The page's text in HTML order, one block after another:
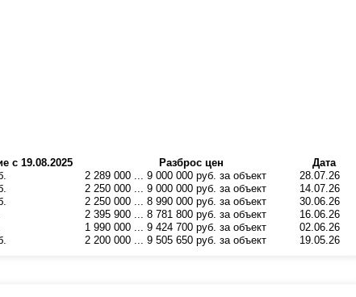
с 19.08.2025 Разброс цен
Дата
2 289 000 ... 9 000 000 руб. за объект
28.07.26
2 250 000 ... 9 000 000 руб. за объект
14.07.26
2 250 000 ... 8 990 000 руб. за объект
30.06.26
2 395 900 ... 8 781 800 руб. за объект
16.06.26
1 990 000 ... 9 424 700 руб. за объект
02.06.26
2 200 000 ... 9 505 650 руб. за объект 19.05.26